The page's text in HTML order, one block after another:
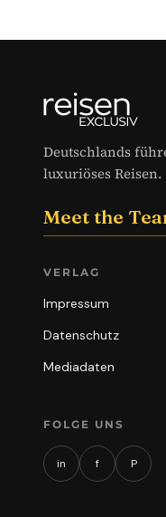
Deutschlands
luxuriöses Reisen.
Meet the
VERLAG
Impressum
Datenschutz
Mediadaten
FOLGE UNS
in f P